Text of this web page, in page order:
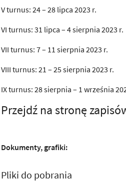
V turnus: 24 – 28 lipca 2023 r.
VI turnus: 31 lipca – 4 sierpnia 2023 r.
VII turnus: 7 – 11 sierpnia 2023 r.
VIII turnus: 21 – 25 sierpnia 2023 r.
IX turnus: 28 sierpnia – 1 września
Przejdź na stronę
Dokumenty, grafiki:
Pliki do pobrania